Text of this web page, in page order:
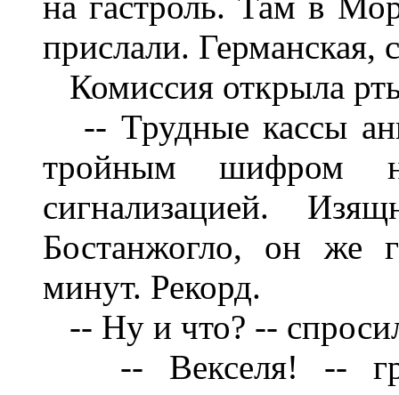
прислали. Германская,
Комиссия открыла
-- Трудные кассы
тройным шифром
сигнализацией.
Бостанжогло, он же
минут. Рекорд.
-- Ну и что? --
-- Векселя! --